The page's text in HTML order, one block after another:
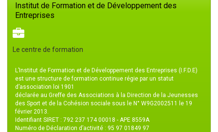
Institut de Formation et de Développement des
Entreprises
Le centre de formation
L’Institut de Formation et de Développement des Entreprises (I.F.D.E)
est une structure de formation continue régie par un statut
d’association loi 1901
déclarée au Greffe des Associations à la Direction de la Jeunesses
des Sport et de la Cohésion sociale sous le N° W9G2002511 le 19
février 2013.
Identifiant SIRET : 792 237 174 00018 - APE 8559A
Numéro de Déclaration d’activité : 95 97 01849 97